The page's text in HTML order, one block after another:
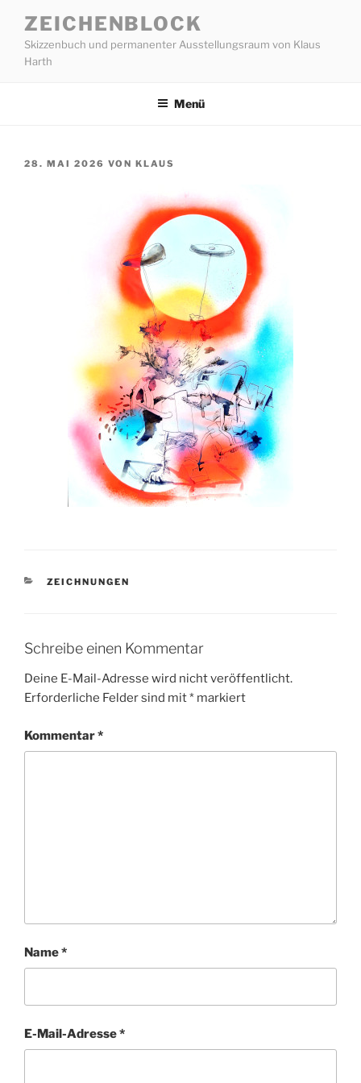
Inhalt
springen
ZEICHENBLOCK
Skizzenbuch und permanenter Ausstellungsraum von Klaus
Harth
Menü
VERÖFFENTLICHT
28. MAI 2026 VON KLAUS
KATEGORIEN
ZEICHNUNGEN
Schreibe einen Kommentar
Deine E-Mail-Adresse wird nicht veröffentlicht.
Erforderliche Felder sind mit* markiert
Kommentar*
Name*
E-Mail-Adresse*